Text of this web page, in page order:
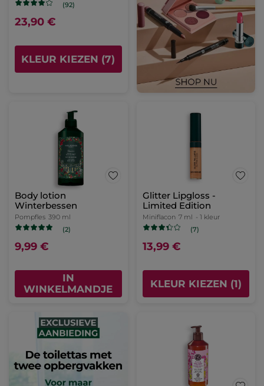
(92)
23,90 €
KLEUR KIEZEN (7)
Body lotion
Winterbessen
Pompfles 390 ml
(2)
9,99 €
IN
WINKELMANDJE
Glitter Lipgloss -
Limited Edition
Miniflacon 7 ml - 1 kleur
(7)
13,99 €
KLEUR KIEZEN (1)